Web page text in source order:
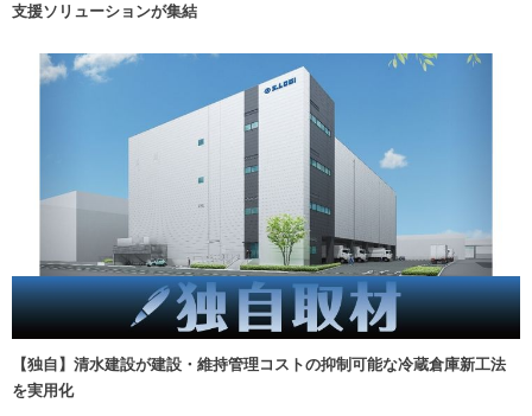
支援ソリューションが集結
【独自】清水建設が建設・維持管理コストの抑制可能な冷蔵倉庫新工法
を実用化